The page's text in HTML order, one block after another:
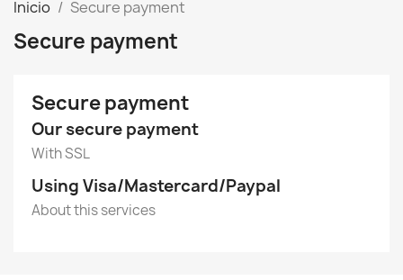
Inicio Secure payment
Secure payment
Secure payment
Our secure payment
With SSL
Using Visa/Mastercard/Paypal
About this services